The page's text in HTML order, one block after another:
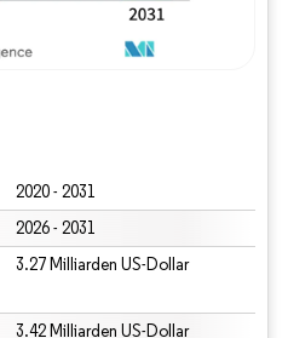
2020 - 2031
2026 - 2031
3.27 Milliarden US-Dollar
3.42 Milliarden US-Dollar